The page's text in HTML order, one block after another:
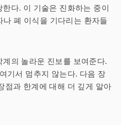
다. 이 기술은 진화하는 중이
폐 이식을 기다리는 환자들
의 놀라운 진보를 보여준다.
기서 멈추지 않는다. 다음 장
점과 한계에 대해 더 깊게 알아